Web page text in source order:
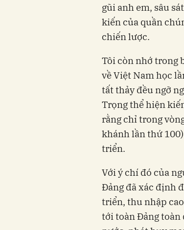
gũi anh em, sâu
kiến của quần
chiến lược.
Tôi còn nhớ trong
về Việt Nam học
tất thảy đều ngỡ
Trọng thể hiện
rằng chỉ trong
khánh lần thứ
triển.
Với ý chí đó của
Đảng đã xác định
triển, thu nhập
tới toàn Đảng